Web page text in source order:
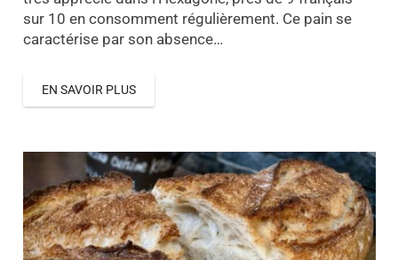
sur 10 en consomment régulièrement. Ce pain se
caractérise par son absence…
EN SAVOIR PLUS